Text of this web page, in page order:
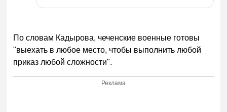
По словам Кадырова, чеченские военные готовы
"выехать в любое место, чтобы выполнить любой
приказ любой сложности".
Реклама